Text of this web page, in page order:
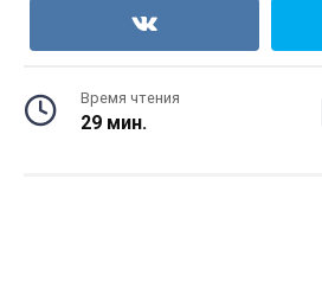
Время чтения
29 мин.